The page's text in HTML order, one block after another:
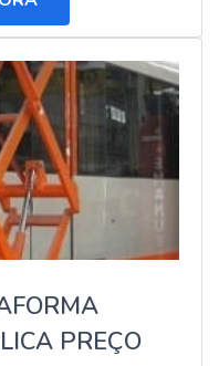
PREÇO